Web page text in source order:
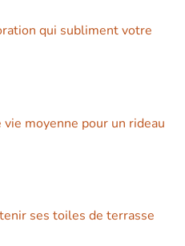
qui subliment votre
moyenne pour un rideau
ses toiles de terrasse